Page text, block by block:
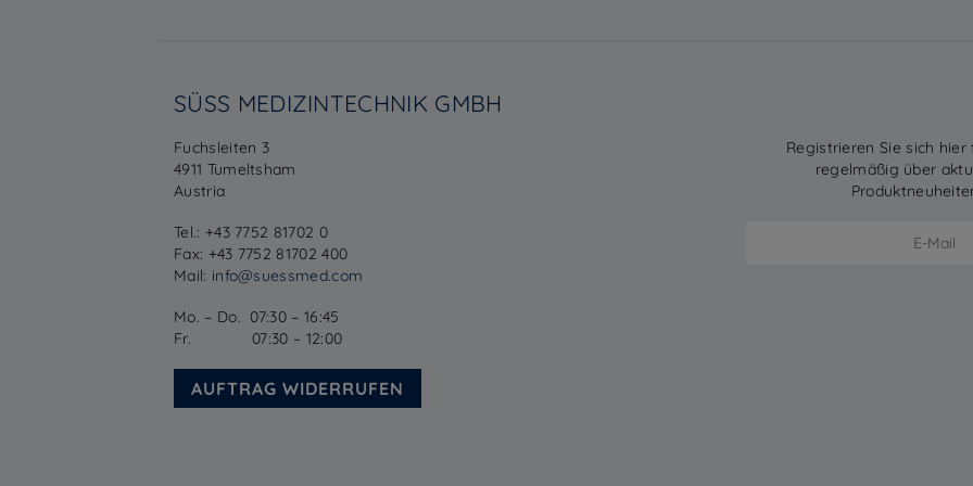
Registrieren Sie sich
regelmäßig über
SÜSS MEDIZINTECHNIK GMBH
Fuchsleiten 3
4911 Tumeltsham
Austria
Tel.: +43 7752 81702 0
Fax: +43 7752 81702 400
Mail: info@suessmed.com
Mo. – Do. 07:30 – 16:45
Fr. 07:30 – 12:00
AUFTRAG WIDERRUFEN